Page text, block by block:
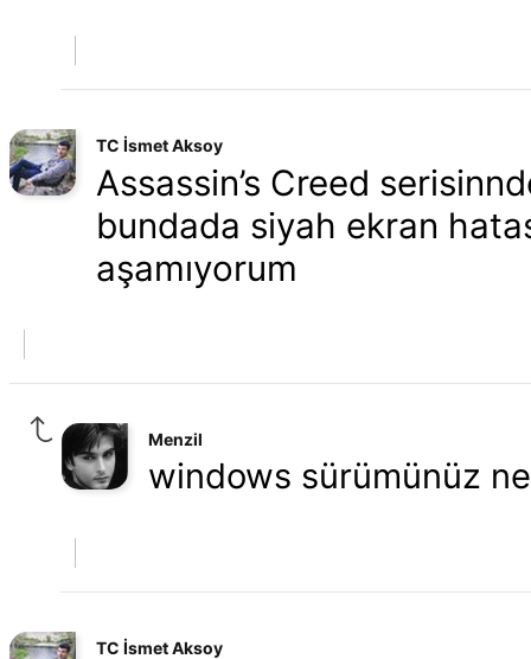
TC İsmet Aksoy
Assassin’s Creed
bundada siyah ekran
aşamıyorum
Menzil
windows sürümünüz
TC İsmet Aksoy